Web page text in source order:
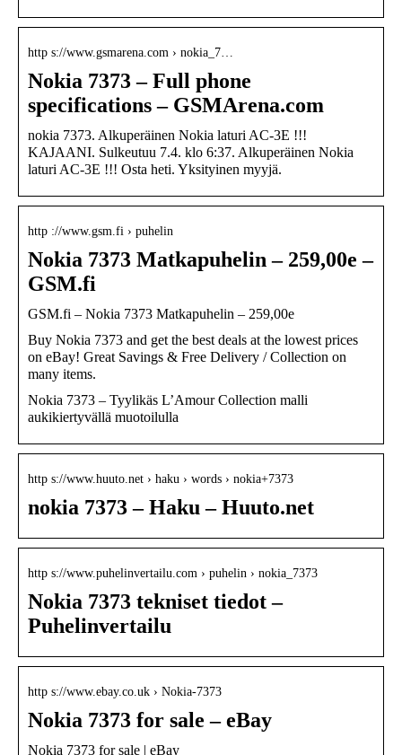
http s://www.gsmarena.com › nokia_7…
Nokia 7373 – Full phone
specifications – GSMArena.com
nokia 7373. Alkuperäinen Nokia laturi AC-3E !!!
KAJAANI. Sulkeutuu 7.4. klo 6:37. Alkuperäinen Nokia
laturi AC-3E !!! Osta heti. Yksityinen myyjä.
http ://www.gsm.fi › puhelin
Nokia 7373 Matkapuhelin – 259,00e –
GSM.fi
GSM.fi – Nokia 7373 Matkapuhelin – 259,00e
Buy Nokia 7373 and get the best deals at the lowest prices
on eBay! Great Savings & Free Delivery / Collection on
many items.
Nokia 7373 – Tyylikäs L’Amour Collection malli
aukikiertyvällä muotoilulla
http s://www.huuto.net › haku › words › nokia+7373
nokia 7373 – Haku – Huuto.net
http s://www.puhelinvertailu.com › puhelin › nokia_7373
Nokia 7373 tekniset tiedot –
Puhelinvertailu
http s://www.ebay.co.uk › Nokia-7373
Nokia 7373 for sale – eBay
Nokia 7373 for sale | eBay